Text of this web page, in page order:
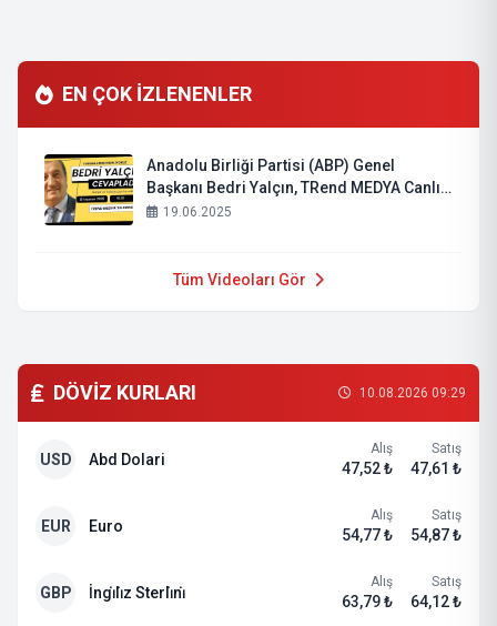
EN ÇOK İZLENENLER
Anadolu Birliği Partisi (ABP) Genel
Başkanı Bedri Yalçın, TRend MEDYA Canlı
Yayınında Konuştu
19.06.2025
Tüm Videoları Gör
DÖVİZ KURLARI 10.08.2026 09:29
USD Abd Dolari
Alış
47,52 ₺
Satış
47,61 ₺
EUR Euro
Alış
54,77 ₺
Satış
54,87 ₺
GBP İngi̇li̇z Sterli̇ni̇
Alış
63,79 ₺
Satış
64,12 ₺